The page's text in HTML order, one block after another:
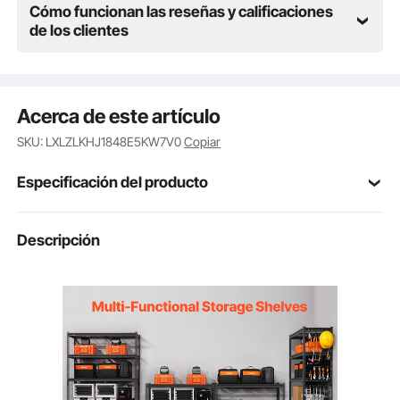
Cómo funcionan las reseñas y calificaciones
de los clientes
Acerca de este artículo
SKU: LXLZLKHJ1848E5KW7V0Copiar
Especificación del producto
Número de
modelo del
Capacidad de
2500 lb/1134 kg (total); 500
lb/227 kg (por estante)
Material
SPCC + recubrimiento en
polvo
Descripción